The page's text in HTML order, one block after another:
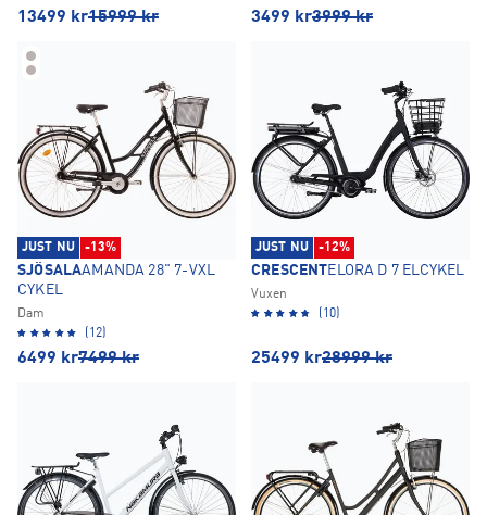
13499 kr15999 kr 3499 kr3999 kr
JUST NU -13%
SJÖSALAAMANDA 28" 7-VXL
CYKEL
Dam
(12)
6499 kr7499 kr
JUST NU -12%
CRESCENTELORA D 7 ELCYKEL
Vuxen
(10)
25499 kr28999 kr